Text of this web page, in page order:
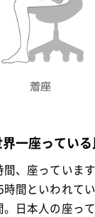
界一座っている
、座っていま
間といわれて
。日本人の座っ